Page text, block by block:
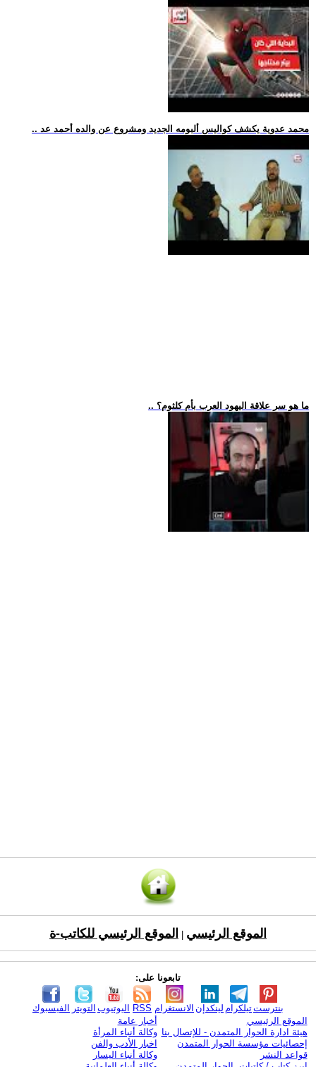
.. محمد عدوية يكشف كواليس ألبومه الجديد ومشروع عن والده أحمد عد
.. ما هو سر علاقة اليهود العرب بأم كلثوم؟
الموقع الرئيسي الموقع الرئيسي للكاتب-ة
تابعونا على:
الفيسبوك التويتر اليوتيوب RSS الانستغرام لينكدإن تيلكرامبنترست
الموقع الرئيسي
هيئة ادارة الحوار المتمدن - للإتصال بنا
إحصائيات مؤسسة الحوار المتمدن
قواعد النشر
أخبار عامة
وكالة أنباء المرأة
اخبار الأدب والفن
وكالة أنباء اليسار